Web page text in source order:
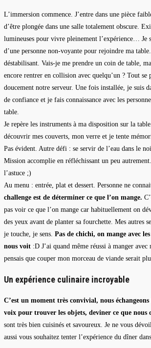
L’immersion commence. J’entre dans une pièce
d’être plongée dans une salle totalement obscure.
lumineuses pour vivre pleinement l’expérience… Je
d’une personne non-voyante pour rejoindre ma
déstabilisant. Vais-je me prendre un coin de table,
encore rentrer en collision avec quelqu’un ? Tout se
doucement notre serveur. Une fois installée, je suis
de confiance et je fais connaissance avec les
table.
Je repère les instruments à ma disposition sur la
découvrir mes couverts, mon verre et je tente
Pas évident. Autre défi : se servir de l’eau dans le
Mission accomplie en réfléchissant un peu
l’astuce ;)
Au menu : entrée, plat et dessert. Personne ne
challenge est de déterminer ce que l’on mange.
pas voir ce que l’on mange car habituellement on
des yeux avant de planter sa fourchette. Mes autres
je touche, je sens. Pas de chichi, on mange avec
nous voit :D J’ai quand même réussi à manger avec
pensais que couper mon morceau de viande serait
Un expérience culinaire incroyable
C’est un moment très convivial, nous
voix pour trouver les objets, deviner ce que nous
sont très bien cuisinés et savoureux. Je ne vous
aussi vous souhaitez tenter l’expérience du dîner